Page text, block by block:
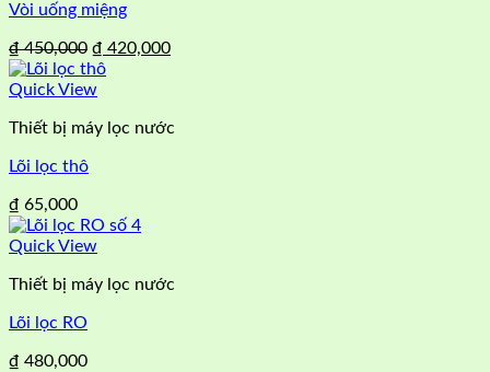
Vòi uống miệng
₫450,000 Giá
gốc
là:
₫ 420,000Giá
₫ 420,000.
Quick View
Thiết bị máy lọc nước
Lõi lọc thô
₫ 65,000
Quick View
Thiết bị máy lọc nước
Lõi lọc RO
₫ 480,000